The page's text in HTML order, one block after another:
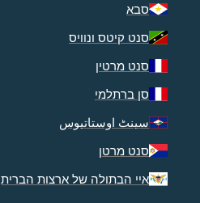
סבא
סנט קיטס ונוויס
סנט מרטין
סן ברתלמי
سینٹ اوستاتیوس
סנט מרטן
איי הבתולה של ארצות הברית